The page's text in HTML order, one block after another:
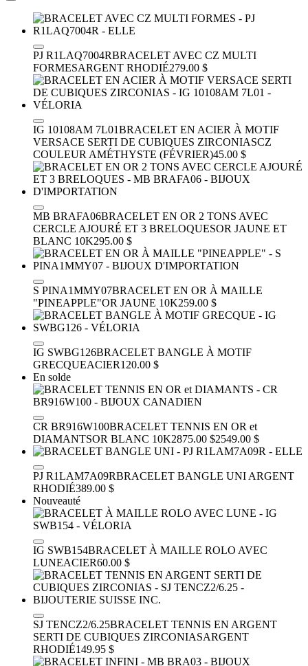
PJ R1LAQ7004RBRACELET AVEC CZ MULTI
FORMESARGENT RHODIÉ279.00 $
IG 10108AM 7L01BRACELET EN ACIER À MOTIF
VERSACE SERTI DE CUBIQUES ZIRCONIASCZ
COULEUR AMÉTHYSTE (FÉVRIER)45.00 $
MB BRAFA06BRACELET EN OR 2 TONS AVEC
CERCLE AJOURÉ ET 3 BRELOQUESOR JAUNE ET
BLANC 10K295.00 $
S PINA1MMY07BRACELET EN OR À MAILLE
"PINEAPPLE"OR JAUNE 10K259.00 $
IG SWBG126BRACELET BANGLE À MOTIF
GRECQUEACIER120.00 $
En solde
CR BR916W100BRACELET TENNIS EN OR et
DIAMANTSOR BLANC 10K2875.00 $2549.00 $
PJ R1LAM7A09RBRACELET BANGLE UNI ARGENT
RHODIÉ389.00 $
Nouveauté
IG SWB154BRACELET À MAILLE ROLO AVEC
LUNEACIER60.00 $
SJ TENCZ2/6.25BRACELET TENNIS EN ARGENT
SERTI DE CUBIQUES ZIRCONIASARGENT
RHODIÉ149.95 $